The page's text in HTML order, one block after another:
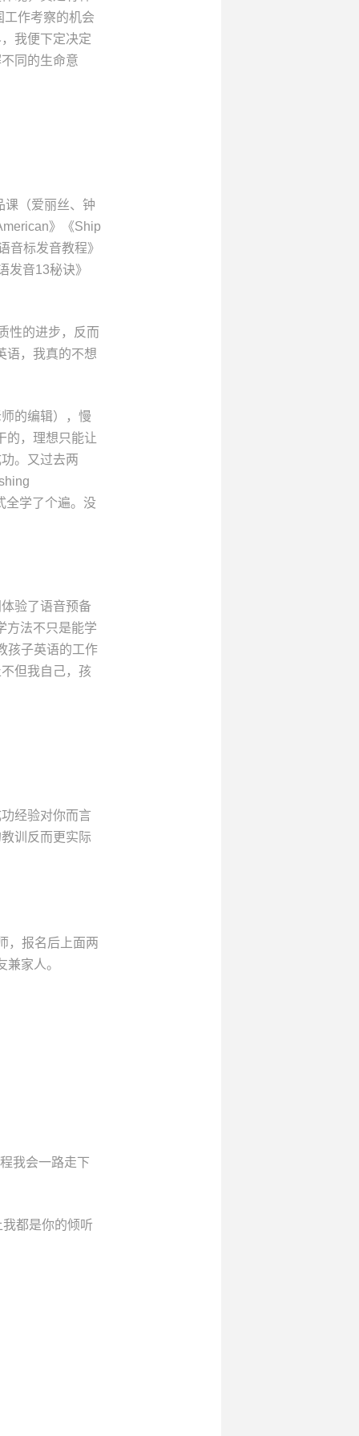
作考察的机会
我便下定决定
同的生命意
课（爱丽丝、钟
》《Ship
音标发音教程》
发音13秘诀》
性的进步，反而
语，我真的不想
的编辑），慢
的，理想只能让
。又过去两
全学了个遍。没
验了语音预备
方法不只是能学
孩子英语的工作
但我自己，孩
经验对你而言
训反而更实际
，报名后上面两
家人。
我会一路走下
都是你的倾听